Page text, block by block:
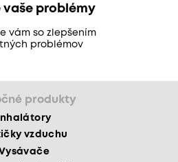
vaše problémy
vám so zlepšením
problémov
produkty
Inhalátory
vzduchu